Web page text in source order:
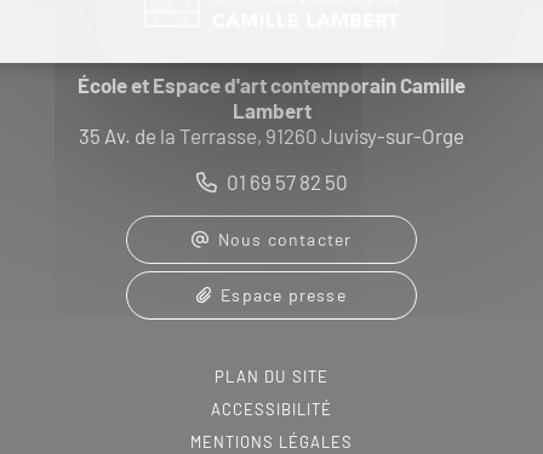
École et Espace d'art contemporain Camille
Lambert
35 Av. de la Terrasse, 91260 Juvisy-sur-Orge
01 69 57 82 50
Nous contacter
Espace presse
PLAN DU SITE
ACCESSIBILITÉ
MENTIONS LÉGALES